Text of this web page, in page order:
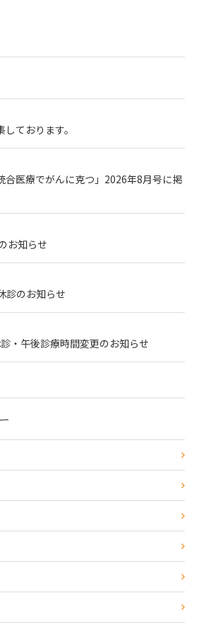
ております。
合医療でがんに克つ」2026年8月号に掲
お知らせ
診のお知らせ
・午後診療時間変更のお知らせ